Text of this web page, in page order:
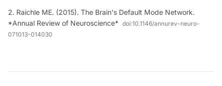
Raichle ME. (2015). The Brain's Default Mode Network.
*Annual Review of Neuroscience* doi:10.1146/annurev-neuro-
071013-014030